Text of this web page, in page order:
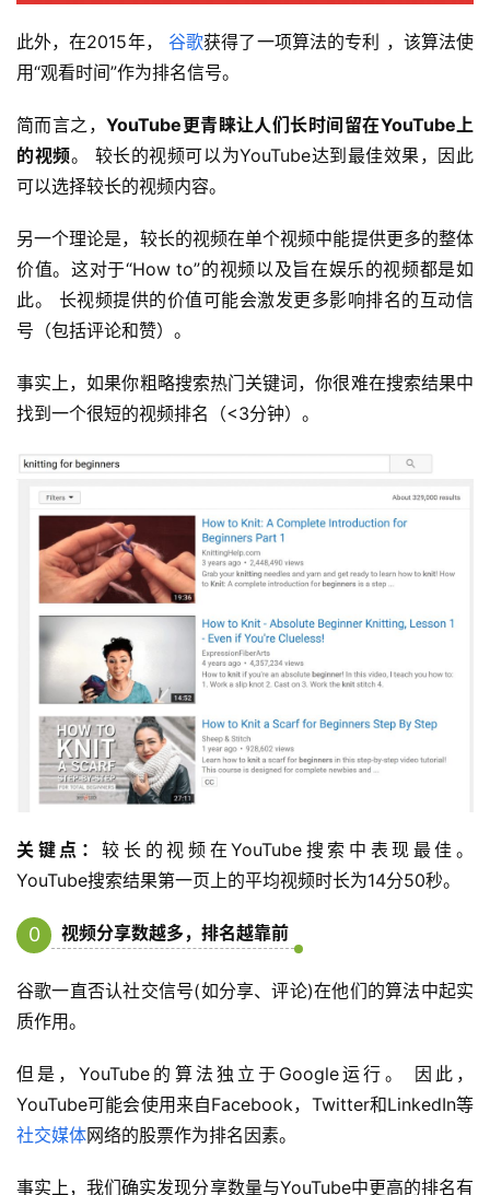
此外，在2015年， 谷歌获得了一项算法的专利 ，该算法使
用“观看时间”作为排名信号。
简而言之，YouTube更青睐让人们长时间留在YouTube上
的视频。 较长的视频可以为YouTube达到最佳效果，因此
可以选择较长的视频内容。
另一个理论是，较长的视频在单个视频中能提供更多的整体
价值。这对于“How to”的视频以及旨在娱乐的视频都是如
此。 长视频提供的价值可能会激发更多影响排名的互动信
号（包括评论和赞）。
事实上，如果你粗略搜索热门关键词，你很难在搜索结果中
找到一个很短的视频排名（<3分钟）。
关键点：较长的视频在YouTube搜索中表现最佳。
YouTube搜索结果第一页上的平均视频时长为14分50秒。
0
视频分享数越多，排名越靠前
谷歌一直否认社交信号(如分享、评论)在他们的算法中起实
质作用。
但是，YouTube的算法独立于Google运行。 因此，
YouTube可能会使用来自Facebook，Twitter和LinkedIn等
社交媒体网络的股票作为排名因素。
事实上，我们确实发现分享数量与YouTube中更高的排名有